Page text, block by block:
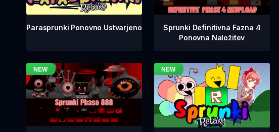
Parasprunki Ponovno Ustvarjeno
Sprunki Definitivna Fazna 4
Ponovna Naložitev